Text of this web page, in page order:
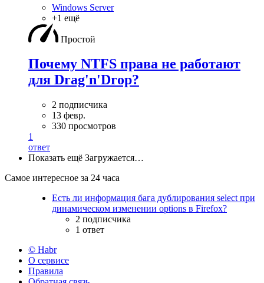
Windows Server
+1 ещё
Простой
Почему NTFS права не работают
для Drag'n'Drop?
2 подписчика
13 февр.
330 просмотров
1
ответ
Показать ещё Загружается…
Самое интересное за 24 часа
Есть ли информация бага дублирования select при
динамическом изменении options в Firefox?
2 подписчика
1 ответ
© Habr
О сервисе
Правила